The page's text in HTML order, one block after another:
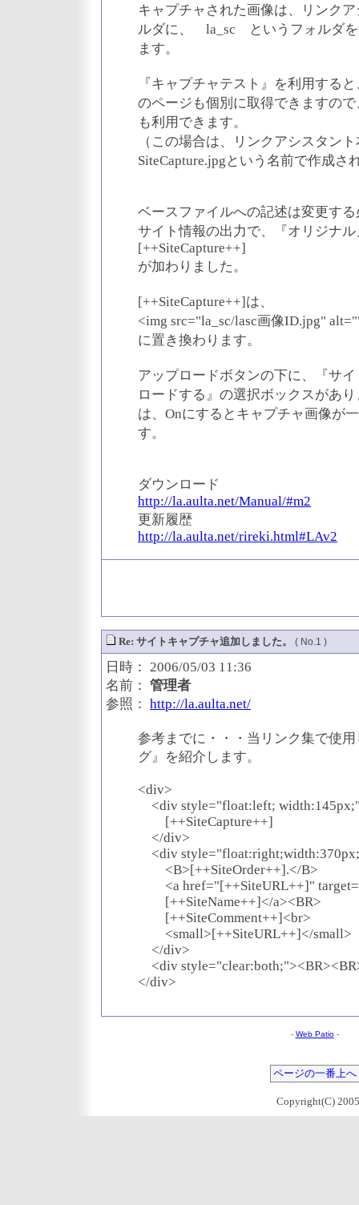
キャプチャされた画像は、リンク
ルダに、 la_sc というフォルダを
ます。
『キャプチャテスト』を利用する
のページも個別に取得できますの
も利用できます。
（この場合は、リンクアシスタン
SiteCapture.jpgという名前で作成さ
ベースファイルへの記述は変更す
サイト情報の出力で、『オリジナ
[++SiteCapture++]
が加わりました。
[++SiteCapture++]は、
<img src="la_sc/lasc画像ID.jpg"
に置き換わります。
アップロードボタンの下に、『サ
ロードする』の選択ボックスがあ
は、Onにするとキャプチャ画像が
す。
ダウンロード
http://la.aulta.net/Manual/#m2
更新履歴
http://la.aulta.net/rireki.html#LAv2
Re: サイトキャプチャ追加しました。 ( No.1 )
日時： 2006/05/03 11:36
名前： 管理者
参照： http://la.aulta.net/
参考までに・・・当リンク集で使
グ』を紹介します。
<div>
<div style="float:left;
[++SiteCapture++]
</div>
<div
<B>[++SiteOrder++].</B>
<a href="[++SiteURL++]"
[++SiteName++]</a><BR>
[++SiteComment++]<br>
<small>[++SiteURL++]</small>
</div>
<div
</div>
- Web Patio-
ページの一番上へ
Copyright(C)